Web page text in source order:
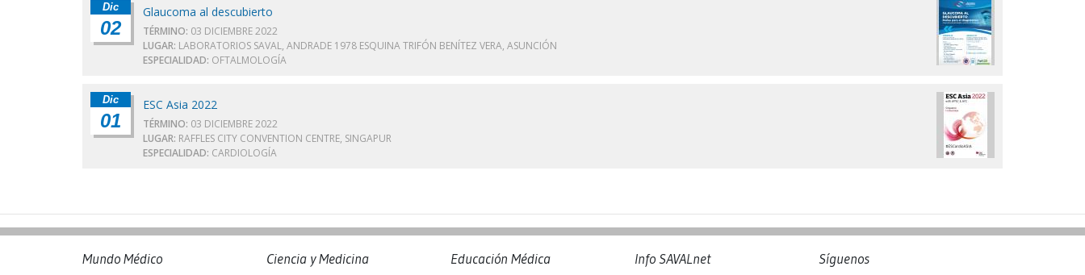
Dic
02
Glaucoma al descubierto
TÉRMINO: 03 DICIEMBRE 2022
LUGAR: LABORATORIOS SAVAL, ANDRADE 1978 ESQUINA TRIFÓN BENÍTEZ VERA, ASUNCIÓN
ESPECIALIDAD: OFTALMOLOGÍA
Dic
01
ESC Asia 2022
TÉRMINO: 03 DICIEMBRE 2022
LUGAR: RAFFLES CITY CONVENTION CENTRE, SINGAPUR
ESPECIALIDAD: CARDIOLOGÍA
Mundo Médico Ciencia y Medicina Educación Médica Info SAVALnet Síguenos